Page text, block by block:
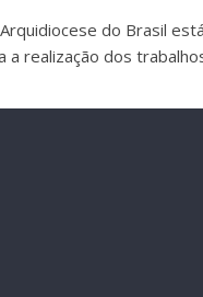
do Brasil
a realização dos